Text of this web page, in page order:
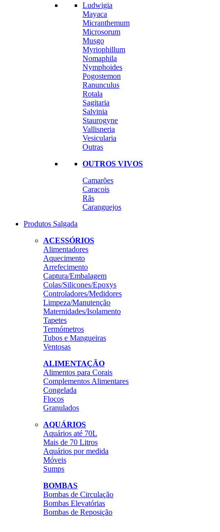
Ludwigia
Mayaca
Micranthemum
Microsorum
Musgo
Myriophillum
Nomaphila
Nymphoides
Pogostemon
Ranunculus
Rotala
Sagitaria
Salvinia
Staurogyne
Vallisneria
Vesicularia
Outras
OUTROS VIVOS
Camarões
Caracois
Rãs
Caranguejos
Produtos Salgada
ACESSÓRIOS
Alimentadores
Aquecimento
Arrefecimento
Captura/Embalagem
Colas/Silicones/Epoxys
Controladores/Medidores
Limpeza/Manutenção
Maternidades/Isolamento
Tapetes
Termómetros
Tubos e Mangueiras
Ventosas
ALIMENTAÇÃO
Alimentos para Corais
Complementos Alimentares
Congelada
Flocos
Granulados
AQUÁRIOS
Aquários até 70L
Mais de 70 Litros
Aquários por medida
Móveis
Sumps
BOMBAS
Bombas de Circulação
Bombas Elevatórias
Bombas de Reposição